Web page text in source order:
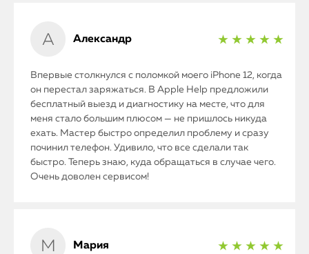
Александр ★ ★ ★ ★ ★
Впервые столкнулся с поломкой моего iPhone 12, когда
он перестал заряжаться. В Apple Help предложили
бесплатный выезд и диагностику на месте, что для
меня стало большим плюсом — не пришлось никуда
ехать. Мастер быстро определил проблему и сразу
починил телефон. Удивило, что все сделали так
быстро. Теперь знаю, куда обращаться в случае чего.
Очень доволен сервисом!
Мария ★ ★ ★ ★ ★